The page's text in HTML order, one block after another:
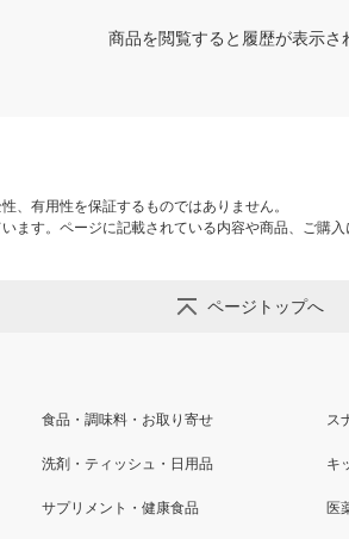
商品を閲覧すると履歴が表示さ
、有用性を保証するものではありません。
す。ページに記載されている内容や商品、ご購
ページトップへ
食品・調味料・お取り寄せ ス
洗剤・ティッシュ・日用品 キ
サプリメント・健康食品 医